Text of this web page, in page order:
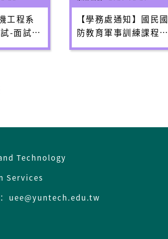
工程系
-面試時
【學務處通知】​國民國
防教育軍事訓練課程更
名事宜
Technology
Services
uee@yuntech.edu.tw